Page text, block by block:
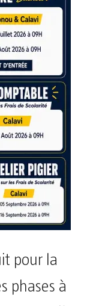
pour la
phases à